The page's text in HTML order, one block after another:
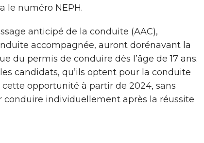
le numéro NEPH.
anticipé de la conduite (AAC),
accompagnée, auront dorénavant la
du permis de conduire dès l’âge de 17 ans.
candidats, qu’ils optent pour la conduite
opportunité à partir de 2024, sans
conduire individuellement après la réussite